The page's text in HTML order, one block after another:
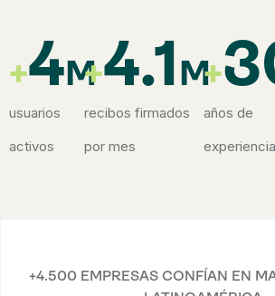
usuarios
activos
+4M
recibos firmados
por mes
+4.1M
años de
experiencia
+
+4.500 EMPRESAS CONFÍAN EN